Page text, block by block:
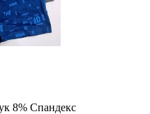
8% Спандекс